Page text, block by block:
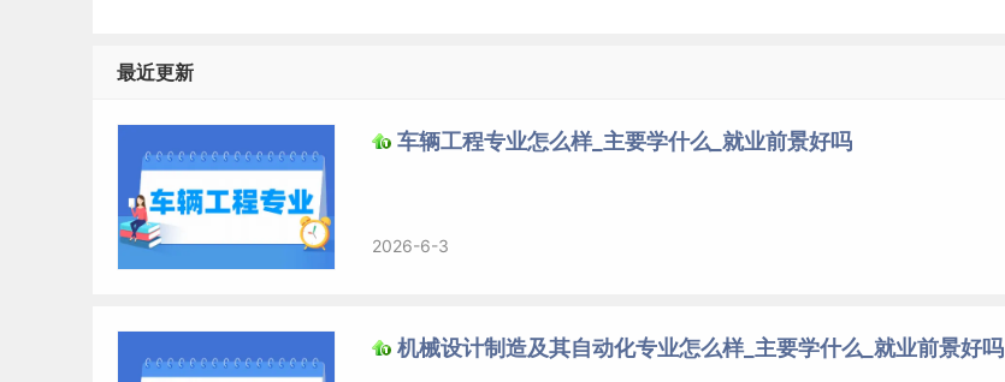
最近更新
车辆工程专业怎么样_主要学什么_就业前景好吗
2026-6-3
机械设计制造及其自动化专业怎么样_主要学什么_就业前景好吗